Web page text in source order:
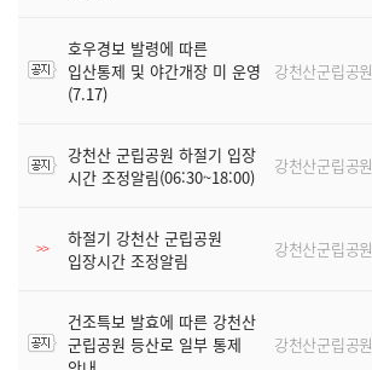
호우경보 발령에 따른
입산통제 및 야간개장 미 운영
(7.17)
강천산군립공원
강천산 군립공원 하절기 입장
시간 조정알림(06:30~18:00)
강천산군립공원
>>
하절기 강천산 군립공원
입장시간 조정알림
강천산군립공원
건조특보 발효에 따른 강천산
군립공원 등산로 일부 통제
강천산군립공원